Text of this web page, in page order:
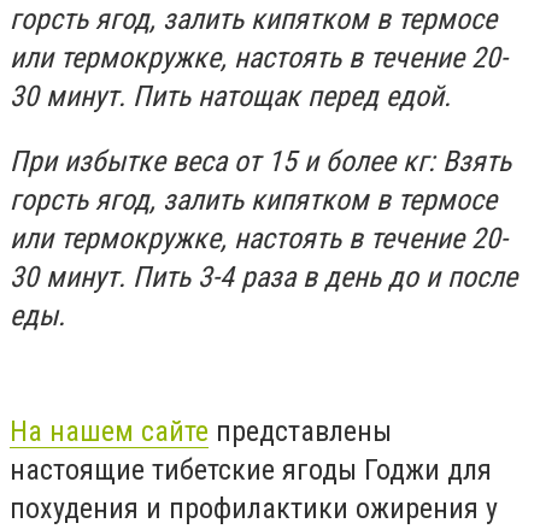
горсть ягод, залить кипятком в термосе
или термокружке, настоять в течение 20-
30 минут. Пить натощак перед едой.
При избытке веса от 15 и более кг: Взять
горсть ягод, залить кипятком в термосе
или термокружке, настоять в течение 20-
30 минут. Пить 3-4 раза в день до и после
еды.
На нашем сайте представлены
настоящие тибетские ягоды Годжи для
похудения и профилактики ожирения у